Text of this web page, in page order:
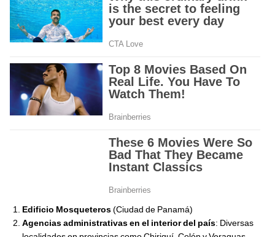
Edificio Mosqueteros(Ciudad de Panamá)
Agencias administrativas en el interior del país: Diversas